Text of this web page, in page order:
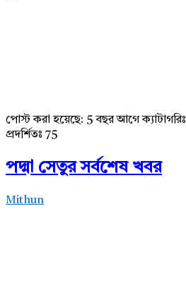
AddaBuzz.net
Articles
পোস্ট করা হয়েছে: 5 বছর আগে ক্যাটাগরিঃ
প্রদর্শিতঃ 75
পদ্মা সেতুর সর্বশেষ খবর
Mithun